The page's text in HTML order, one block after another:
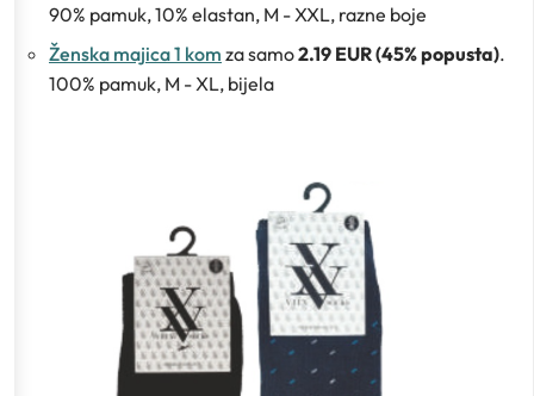
90% pamuk, 10% elastan, M - XXL, razne boje
Ženska majica 1 kom za samo2.19 EUR (45% popusta).
100% pamuk, M - XL, bijela